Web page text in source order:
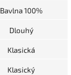
Bavlna 100%
Dlouhý
Klasická
Klasický